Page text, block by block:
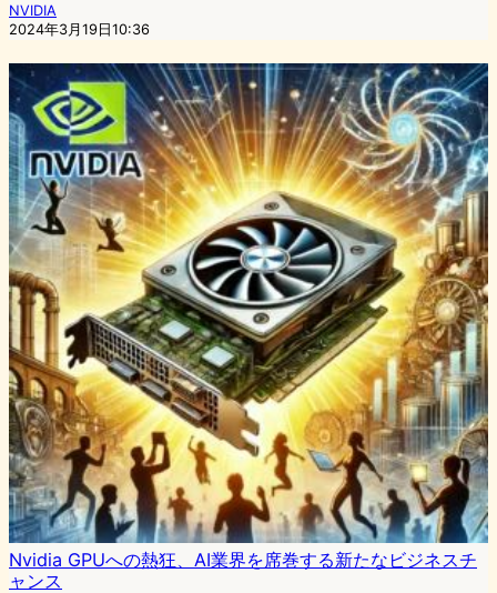
NVIDIA
2024年3月19日10:36
Nvidia GPUへの熱狂、AI業界を席巻する新たなビジネスチ
ャンス